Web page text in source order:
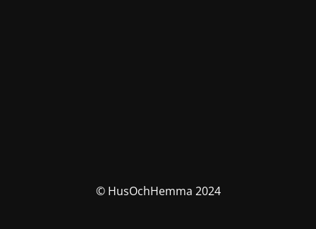
© HusOchHemma 2024